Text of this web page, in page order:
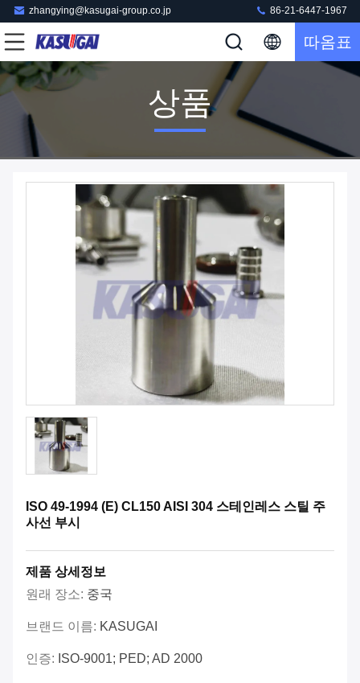
zhangying@kasugai-group.co.jp 86-21-6447-1967
따옴표
상품
ISO 49-1994 (E) CL150 AISI 304 스테인레스 스틸 주
사선 부시
제품 상세정보
원래 장소: 중국
브랜드 이름: KASUGAI
인증: ISO-9001; PED; AD 2000